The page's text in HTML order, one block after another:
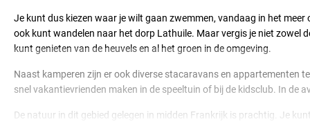
Je kunt dus kiezen waar je wilt gaan zwemmen, vandaag in het
ook kunt wandelen naar het dorp Lathuile. Maar vergis je niet zowel
kunt genieten van de heuvels en al het groen in de omgeving.
Naast kamperen zijn er ook diverse stacaravans en appartementen
snel vakantievrienden maken in de speeltuin of bij de kidsclub. In de
De natuur in dit gebied gelegen in midden Frankrijk is prachtig. Je